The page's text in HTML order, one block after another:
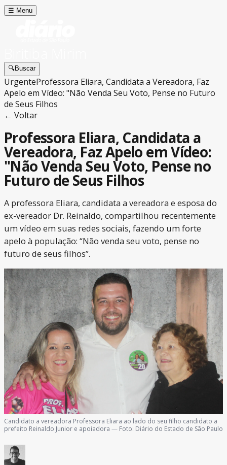
☰ Menu
🔍Buscar
UrgenteProfessora Eliara, Candidata a Vereadora, Faz
Apelo em Vídeo: "Não Venda Seu Voto, Pense no Futuro
de Seus Filhos
← Voltar
Professora Eliara, Candidata a
Vereadora, Faz Apelo em Vídeo:
"Não Venda Seu Voto, Pense no
Futuro de Seus Filhos
A professora Eliara, candidata a vereadora e esposa do
ex-vereador Dr. Reinaldo, compartilhou recentemente
um vídeo em suas redes sociais, fazendo um forte
apelo à população: “Não venda seu voto, pense no
futuro de seus filhos”.
Candidato a vereadora Professora Eliara ao lado do seu filho candidato a
prefeito Reinaldo Junior e apoiadora — Foto: Diário do Estado de São Paulo